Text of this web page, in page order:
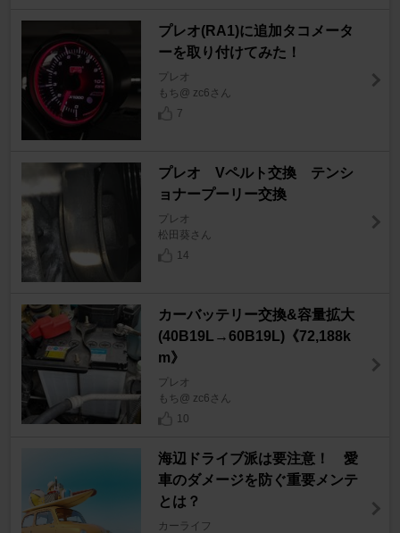
プレオ(RA1)に追加タコメータ
ーを取り付けてみた！
プレオ
もち@ zc6さん
7
プレオ Vペルト交換 テンシ
ョナープーリー交換
プレオ
松田葵さん
14
カーバッテリー交換&容量拡大
(40B19L→60B19L)《72,188k
m》
プレオ
もち@ zc6さん
10
海辺ドライブ派は要注意！ 愛
車のダメージを防ぐ重要メンテ
とは？
カーライフ